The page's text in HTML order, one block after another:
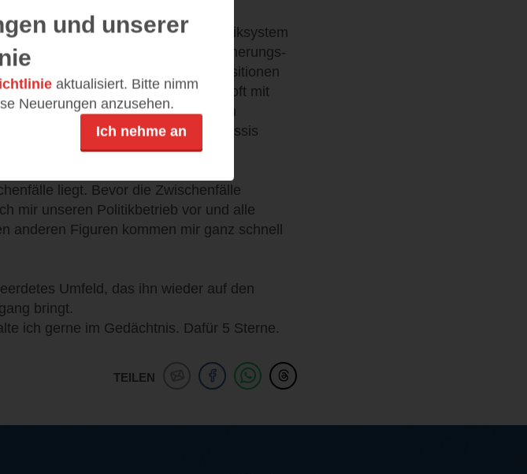
Funktioniert unser Politiksystem
an immer dieselben Erinnerungs-
nur der Erhalt der eigenen Positionen
Erinnerungsstätten, Mahnmalen, oft mit
für die Betreiber aus profanen
die Meinungen vieler Ossis und Wessis
im Buch so aufgeführt wird.
gefallen, eine Frau, deren
liegt. Bevor die Zwischenfälle
mir unseren Politikbetrieb vor und alle
anderen Figuren kommen mir ganz schnell
Umfeld, das ihn wieder auf den
bringt.
ich gerne im Gedächtnis. Dafür 5 Sterne.
TEILEN
und unserer
aktualisiert. Bitte nimm
Neuerungen anzusehen.
Ich nehme an